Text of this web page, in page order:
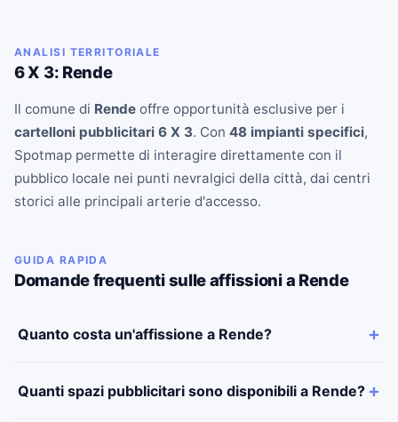
ANALISI TERRITORIALE
6 X 3: Rende
Il comune di Rende offre opportunità esclusive per i
cartelloni pubblicitari 6 X 3. Con 48 impianti specifici,
Spotmap permette di interagire direttamente con il
pubblico locale nei punti nevralgici della città, dai centri
storici alle principali arterie d'accesso.
GUIDA RAPIDA
Domande frequenti sulle affissioni a Rende
Quanto costa un'affissione a Rende?
Quanti spazi pubblicitari sono disponibili a Rende?